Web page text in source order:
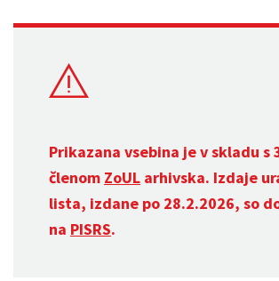
Prikazana vsebina je v skladu s
členom ZoUL arhivska. Izdaje
lista, izdane po 28.2.2026, so
na PISRS.